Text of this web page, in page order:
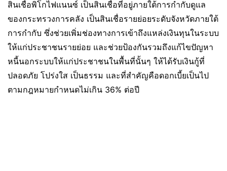
สินเชื่อพิโกไฟแนนซ์ เป็นสินเชื่อที่อยู่ภายใต้การกำกับดูแล
ของกระทรวงการคลัง เป็นสินเชื่อรายย่อยระดับจังหวัดภายใต้
การกำกับ ซึ่งช่วยเพิ่มช่องทางการเข้าถึงแหล่งเงินทุนในระบบ
ให้แก่ประชาชนรายย่อย และช่วยป้องกันรวมถึงแก้ไขปัญหา
หนี้นอกระบบให้แก่ประชาชนในพื้นที่นั้นๆ ให้ได้รับเงินกู้ที่
ปลอดภัย โปร่งใส เป็นธรรม และที่สำคัญคือดอกเบี้ยเป็นไป
ตามกฎหมายกำหนดไม่เกิน 36% ต่อปี